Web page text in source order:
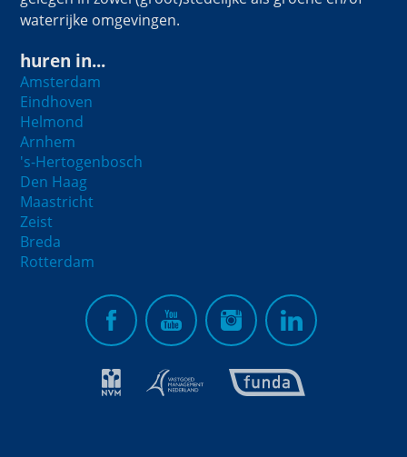
waterrijke omgevingen.
huren in...
Amsterdam
Eindhoven
Helmond
Arnhem
's-Hertogenbosch
Den Haag
Maastricht
Zeist
Breda
Rotterdam